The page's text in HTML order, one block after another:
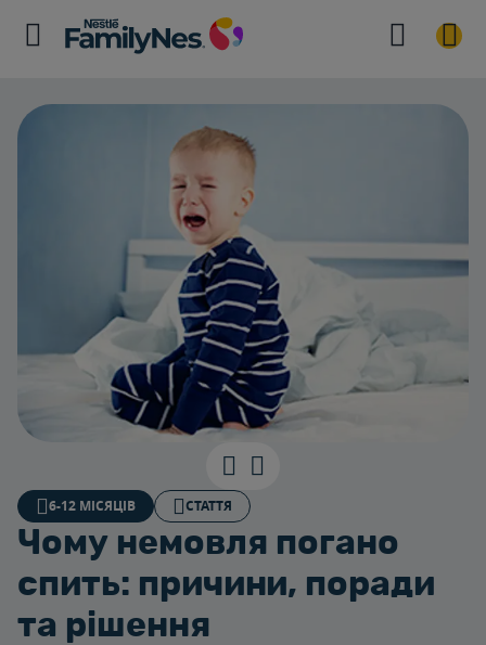
6-12 МІСЯЦІВ СТАТТЯ
Чому немовля погано
спить: причини, поради
та рішення